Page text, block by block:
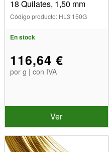
18 Quilates, 1,50 mm
Código producto: HL3 150G
En stock
116,64 €
por g | con IVA
Ver